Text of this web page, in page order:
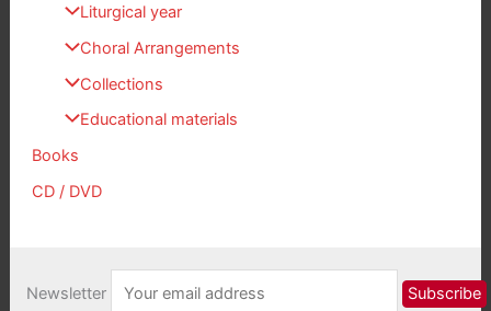
Liturgical year
Choral Arrangements
Collections
Educational materials
Books
CD / DVD
Newsletter